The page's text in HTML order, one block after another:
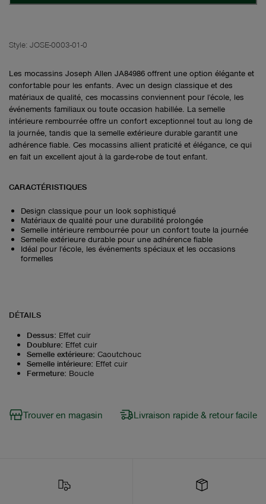
Style: JOSE-0003-01-0
Les mocassins Joseph Allen JA84986 offrent une option élégante et
confortable pour les enfants. Avec un design classique et des
matériaux de qualité, ces mocassins conviennent pour l'école, les
événements familiaux ou toute occasion habillée. La semelle
intérieure rembourrée offre un confort exceptionnel tout au long de
la journée, tandis que la semelle extérieure durable garantit une
adhérence fiable. Ces mocassins allient praticité et élégance, ce qui
en fait un excellent ajout à la garde-robe de tout enfant.
CARACTÉRISTIQUES
Design classique pour un look sophistiqué
Matériaux de qualité pour une durabilité prolongée
Semelle intérieure rembourrée pour un confort toute la journée
Semelle extérieure durable pour une adhérence fiable
Idéal pour l'école, les événements spéciaux et les occasions
formelles
DÉTAILS
Dessus: Effet cuir
Doublure: Effet cuir
Semelle extérieure: Caoutchouc
Semelle intérieure: Effet cuir
Fermeture: Boucle
Trouver en magasin Livraison rapide & retour facile